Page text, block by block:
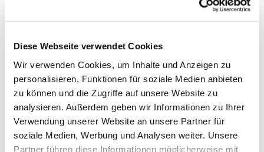
Diese Webseite verwendet Cookies
Wir verwenden Cookies, um Inhalte und Anzeigen zu
personalisieren, Funktionen für soziale Medien anbieten
zu können und die Zugriffe auf unsere Website zu
analysieren. Außerdem geben wir Informationen zu Ihrer
Verwendung unserer Website an unsere Partner für
soziale Medien, Werbung und Analysen weiter. Unsere
Partner führen diese Informationen möglicherweise mit
Dienstag, 29. Dezember 2026,
18:00 Uhr